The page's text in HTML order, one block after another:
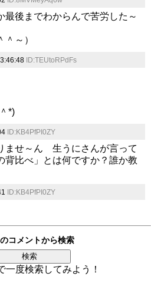
最後までわからんで苦労した～
～）
ID:TEUtoRPdFs
*)
ID:KB4PfPI0ZY
ませ～ん 生うにさんが言って
背比べ」とは何ですか？誰か教
ID:KB4PfPI0ZY
コメントから検索
一度検索してみよう！